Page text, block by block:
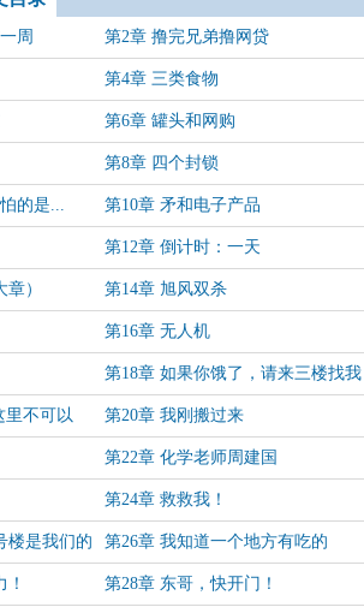
周 第2章 撸完兄弟撸网贷
第4章 三类食物
第6章 罐头和网购
第8章 四个封锁
的是... 第10章 矛和电子产品
第12章 倒计时：一天
） 第14章 旭风双杀
第16章 无人机
第18章 如果你饿了，请来三楼找我
里不可以 第20章 我刚搬过来
第22章 化学老师周建国
第24章 救救我！
楼是我们的 第26章 我知道一个地方有吃的
第28章 东哥，快开门！